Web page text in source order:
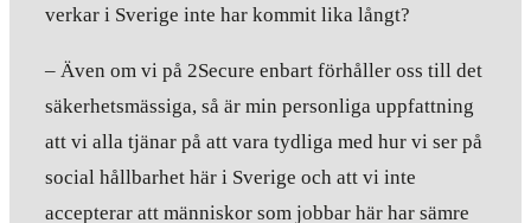
verkar i Sverige inte har kommit lika långt?
– Även om vi på 2Secure enbart förhåller oss till det
säkerhetsmässiga, så är min personliga uppfattning
att vi alla tjänar på att vara tydliga med hur vi ser på
social hållbarhet här i Sverige och att vi inte
accepterar att människor som jobbar här har sämre